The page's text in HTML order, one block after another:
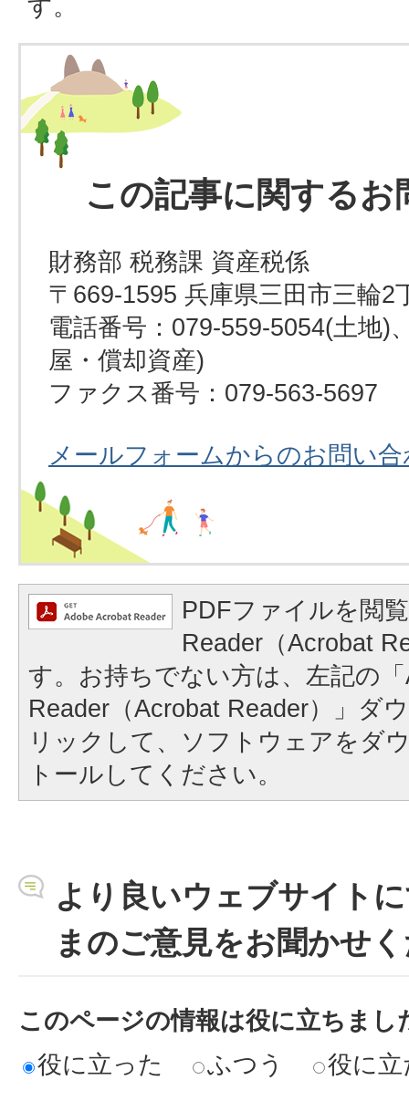
す。
この記事に関するお
財務部 税務課 資産税係
〒669-1595 兵庫県三田市三輪2
電話番号：079-559-5054(土地)
屋・償却資産)
ファクス番号：079-563-5697
メールフォームからのお問い
PDFファイルを閲
Reader（Acrobat
す。お持ちでない方は、左記の
Reader（Acrobat Reader）」ダ
リックして、ソフトウェアをダ
トールしてください。
より良いウェブサイト
まのご意見をお聞かせ
このページの情報は役に立ちまし
役に立った
ふつう 役に